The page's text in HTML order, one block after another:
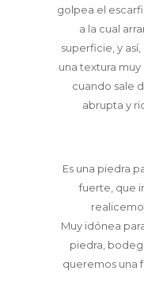
golpea el
a la cual
superficie, y
una textura
cuando sale
abrupta y
Es una piedra
fuerte, que
Muy idónea
piedra,
queremos una